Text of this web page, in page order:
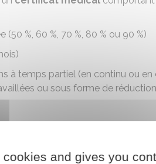
(50 %, 60 %, 70 %, 80 % ou 90 %)
à temps partiel (en continu ou en
ou sous forme de
une période de temps partiel
de travail à temps partiel
and gives you